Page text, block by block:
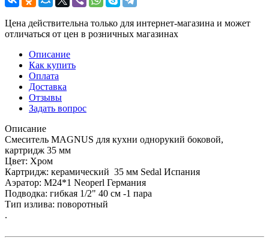
Цена действительна только для интернет-магазина и может
отличаться от цен в розничных магазинах
Описание
Как купить
Оплата
Доставка
Отзывы
Задать вопрос
Описание
Смеситель MAGNUS для кухни однорукий боковой,
картридж 35 мм
Цвет: Хром
Картридж: керамический 35 мм Sedal Испания
Аэратор: M24*1 Neoperl Германия
Подводка: гибкая 1/2" 40 см -1 пара
Тип излива: поворотный
.